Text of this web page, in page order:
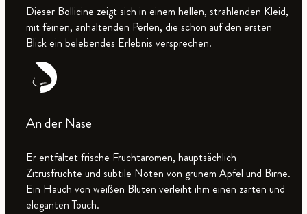
Dieser Bollicine zeigt sich in einem hellen, strahlenden Kleid,
mit feinen, anhaltenden Perlen, die schon auf den ersten
Blick ein belebendes Erlebnis versprechen.
An der Nase
Er entfaltet frische Fruchtaromen, hauptsächlich
Zitrusfrüchte und subtile Noten von grünem Apfel und Birne.
Ein Hauch von weißen Blüten verleiht ihm einen zarten und
eleganten Touch.